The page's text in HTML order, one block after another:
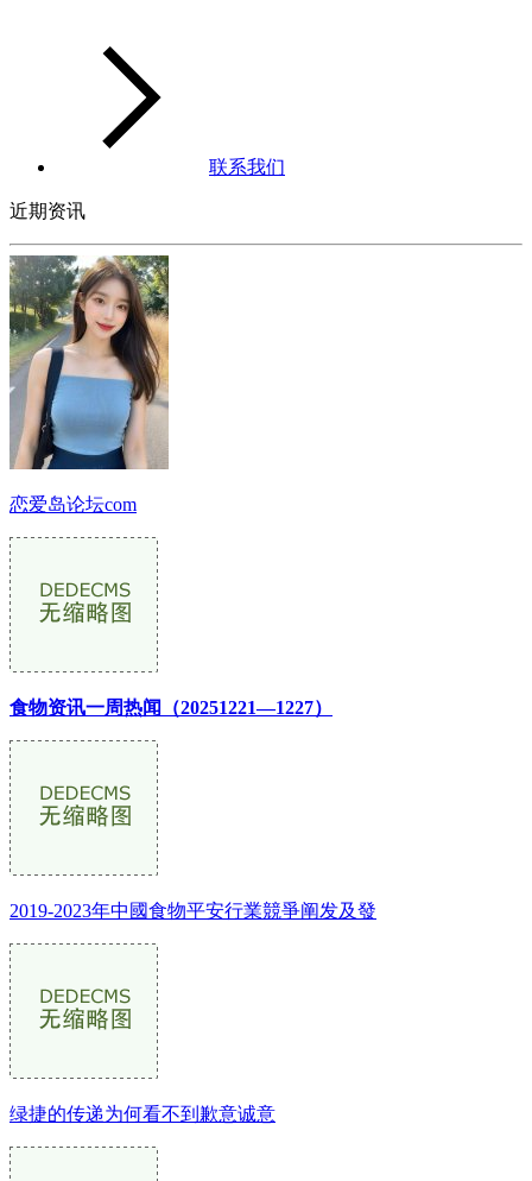
联系我们
近期资讯
恋爱岛论坛com
食物资讯一周热闻（20251221—1227）
2019-2023年中國食物平安行業競爭阐发及發
绿捷的传递为何看不到歉意诚意